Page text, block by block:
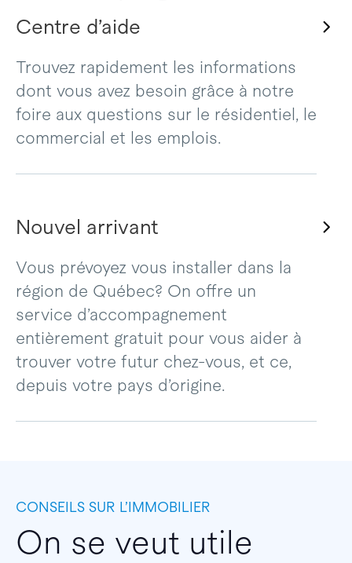
Centre d’aide
Trouvez rapidement les informations
dont vous avez besoin grâce à notre
foire aux questions sur le résidentiel, le
commercial et les emplois.
Nouvel arrivant
Vous prévoyez vous installer dans la
région de Québec? On offre un
service d’accompagnement
entièrement gratuit pour vous aider à
trouver votre futur chez-vous, et ce,
depuis votre pays d’origine.
CONSEILS SUR L’IMMOBILIER
On se veut utile